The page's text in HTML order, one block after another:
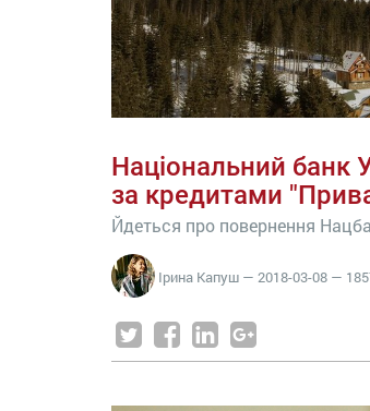
Національний банк
за кредитами
Йдеться про повернення
Ірина Капуш — 2018-03-08 —